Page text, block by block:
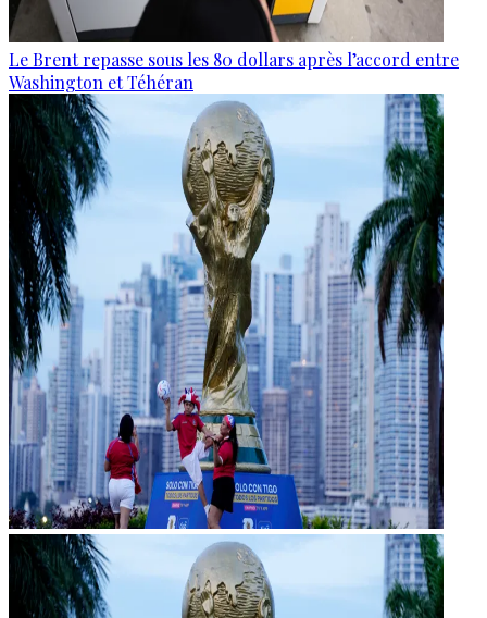
Le Brent repasse sous les 80 dollars après l’accord entre
Washington et Téhéran